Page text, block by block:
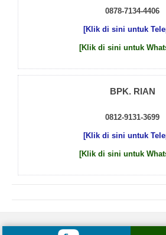
0878-7134-4406
[Klik di sini untuk
[Klik di sini untuk
BPK. RIAN
0812-9131-3699
[Klik di sini untuk
[Klik di sini untuk